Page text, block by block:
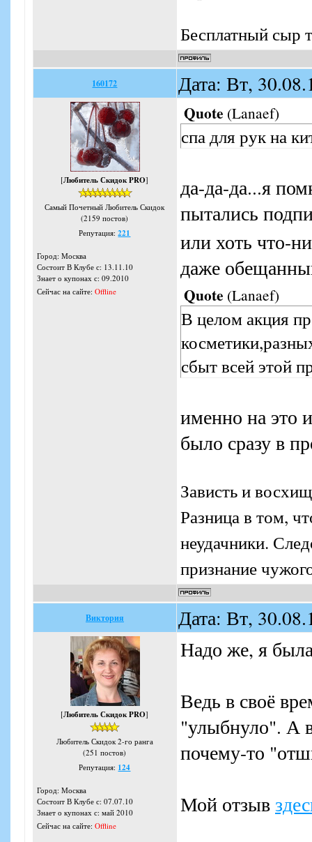
Бесплатный сыр
160172 Дата: Вт,
[Любитель Скидок PRO]
Самый Почетный Любитель Скидок
(2159 постов)
Репутация:221
Город: Москва
Состоит В Клубе с: 13.11.10
Знает о купонах с: 09.2010
Сейчас на сайте: Offline
Quote (Lanaef)
спа для рук на
да-да-да...я
пытались
или хоть что-
даже
Quote (Lanaef)
В целом акция
сбыт всей этой
именно на это
было сразу в
Зависть и
Разница в том,
неудачники.
признание
Виктория Дата: Вт,
[Любитель Скидок PRO]
Любитель Скидок 2-го ранга
(251 постов)
Репутация: 124
Город: Москва
Состоит В Клубе с: 07.07.10
Знает о купонах с: май 2010
Сейчас на сайте: Offline
Надо же, я
Ведь в своё
"улыбнуло". А
почему-то
Мой отзыв